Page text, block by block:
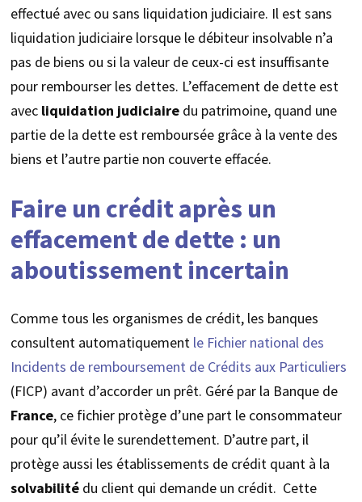
effectué avec ou sans liquidation judiciaire. Il est sans
liquidation judiciaire lorsque le débiteur insolvable n’a
pas de biens ou si la valeur de ceux-ci est insuffisante
pour rembourser les dettes. L’effacement de dette est
avec liquidation judiciairedu patrimoine, quand une
partie de la dette est remboursée grâce à la vente des
biens et l’autre partie non couverte effacée.
Faire un crédit après un
effacement de dette : un
aboutissement incertain
Comme tous les organismes de crédit, les banques
consultent automatiquement le Fichier national des
Incidents de remboursement de Crédits aux Particuliers
(FICP) avant d’accorder un prêt. Géré par la Banque de
France, ce fichier protège d’une part le consommateur
pour qu’il évite le surendettement. D’autre part, il
protège aussi les établissements de crédit quant à la
solvabilité du client qui demande un crédit. Cette